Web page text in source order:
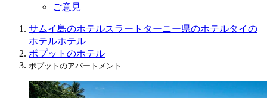
ご意見
サムイ島のホテルスラートターニー県のホテルタイの
ホテルホテル
ボプットのホテル
ボプットのアパートメント